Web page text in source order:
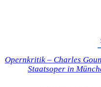
Opernkritik – Charles
Staatsoper in